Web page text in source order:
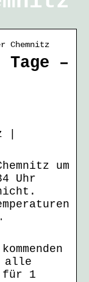
Chemnitz
Tage –
|
um
Uhr
alle
für 1